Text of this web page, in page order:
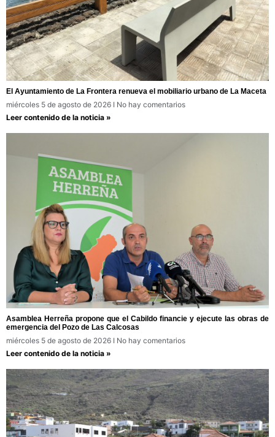
El Ayuntamiento de La Frontera renueva el mobiliario urbano de La Maceta
miércoles 5 de agosto de 2026
No hay comentarios
Leer contenido de la noticia »
Asamblea Herreña propone que el Cabildo financie y ejecute las obras de
emergencia del Pozo de Las Calcosas
miércoles 5 de agosto de 2026
No hay comentarios
Leer contenido de la noticia »